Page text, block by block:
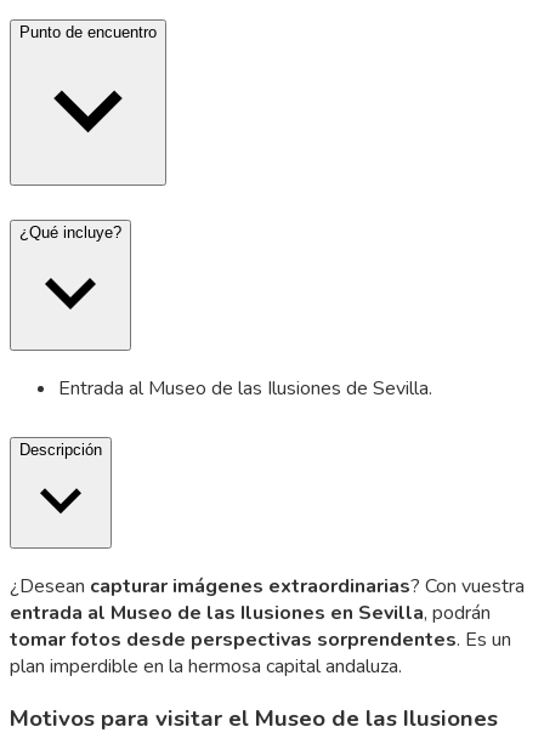
Punto de encuentro
¿Qué incluye?
Entrada al Museo de las Ilusiones de Sevilla.
Descripción
¿Desean capturar imágenes extraordinarias? Con vuestra
entrada al Museo de las Ilusiones en Sevilla, podrán
tomar fotos desde perspectivas sorprendentes. Es un
plan imperdible en la hermosa capital andaluza.
Motivos para visitar el Museo de las Ilusiones